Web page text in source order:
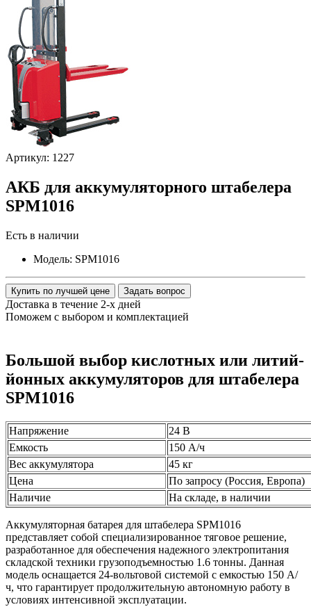
Артикул: 1227
АКБ для аккумуляторного штабелера
SPM1016
Есть в наличии
Модель: SPM1016
Купить по лучшей цене Задать вопрос
Доставка в течение 2-х дней
Поможем с выбором и комплектацией
Большой выбор кислотных или литий-
йонных аккумуляторов для штабелера
SPM1016
Напряжение
24 В
Емкость
150 А/ч
Вес аккумулятора
45 кг
Цена
По запросу (Россия, Европа)
Наличие
На складе, в наличии
Аккумуляторная батарея для штабелера SPM1016
представляет собой специализированное тяговое решение,
разработанное для обеспечения надежного электропитания
складской техники грузоподъемностью 1.6 тонны. Данная
модель оснащается 24-вольтовой системой с емкостью 150 А/
ч, что гарантирует продолжительную автономную работу в
условиях интенсивной эксплуатации.